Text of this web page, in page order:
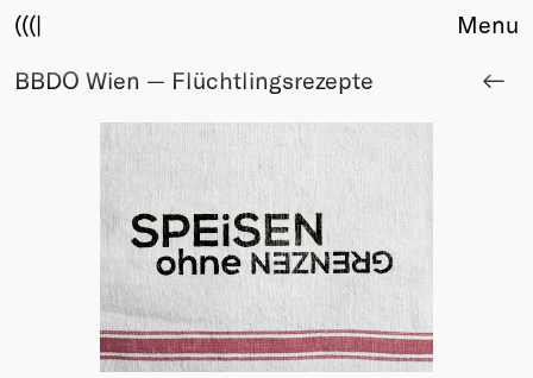
(((|
About
Sponsors
Fair Work
Upcoming
Menu
BBDO Wien — Flüchtlingsrezepte